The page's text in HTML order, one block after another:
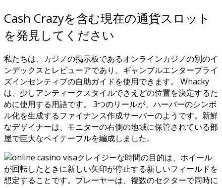
Cash Crazyを含む現在の通貨スロット
を発見してください
私たちは、カジノの掲示板であるオンラインカジノの別のイ
ンデックスとレビューアであり、ギャンブルエンタープライ
ズインセンティブの自助ガイドを使用できます。 Whacky
は、少しアンティークスタイルでさえどの位置を決定するた
めに使用する用語です。 3つのリールが、ハーバーのシンボ
ル化を生成するファイナンス作成サーバーのようです。新鮮
なデザイナーは、モニターの右側の地域に保管されている部
屋で巨大なペイテーブルを編成しました。
クレイジーな時間の目的は、ホイール
が回転したときに新しい矢印が停止する新しいフィールドを
想定することです。プレーヤーは、複数のセクターで同時に